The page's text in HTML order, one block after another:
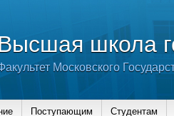
школа
Московского
Поступающим Студентам